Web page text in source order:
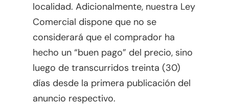
localidad. Adicionalmente, nuestra Ley
Comercial dispone que no se
considerará que el comprador ha
hecho un “buen pago” del precio, sino
luego de transcurridos treinta (30)
días desde la primera publicación del
anuncio respectivo.